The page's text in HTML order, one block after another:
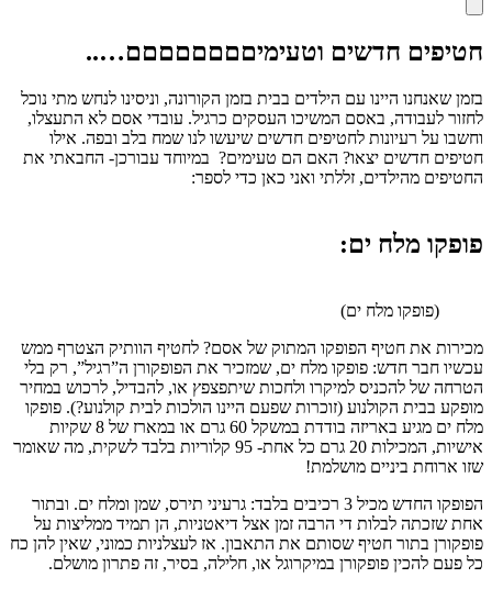
חטיפים חדשים וטעימיםםםםםםםם…..
בזמן שאנחנו היינו עם הילדים בבית בזמן הקורונה, וניסינו לנחש מתי נוכל
לחזור לעבודה, באסם המשיכו העסקים כרגיל. עובדי אסם לא התעצלו,
וחשבו על רעיונות לחטיפים חדשים שיעשו לנו שמח בלב ובפה. אילו
חטיפים חדשים יצאו? האם הם טעימים? במיוחד עבורכן- החבאתי את
החטיפים מהילדים, זללתי ואני כאן כדי לספר:
פופקו מלח ים:
(פופקו מלח ים)
מכירות את חטיף הפופקו המתוק של אסם? לחטיף הוותיק הצטרף ממש
עכשיו חבר חדש: פופקו מלח ים, שמזכיר את הפופקורן ה”רגיל”, רק בלי
הטרחה של להכניס למיקרו ולחכות שיתפצפץ או, להבדיל, לרכוש במחיר
מופקע בבית הקולנוע (זוכרות שפעם היינו הולכות לבית קולנוע?). פופקו
מלח ים מגיע באריזה בודדת במשקל 60 גרם או במארז של 8 שקיות
אישיות, המכילות 20 גרם כל אחת- 95 קלוריות בלבד לשקית, מה שאומר
שזו ארוחת ביניים מושלמת!
הפופקו החדש מכיל 3 רכיבים בלבד: גרעיני תירס, שמן ומלח ים. ובתור
אחת שזכתה לבלות די הרבה זמן אצל דיאטניות, הן תמיד ממליצות על
פופקורן בתור חטיף שסותם את התאבון. אז לעצלניות כמוני, שאין להן כח
כל פעם להכין פופקורן במיקרוגל או, חלילה, בסיר, זה פתרון מושלם.